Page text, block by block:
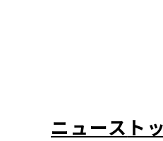
ニュース